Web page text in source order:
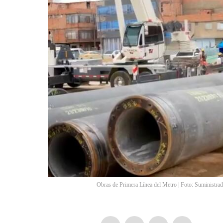
Obras de Primera Línea del Metro | Foto: